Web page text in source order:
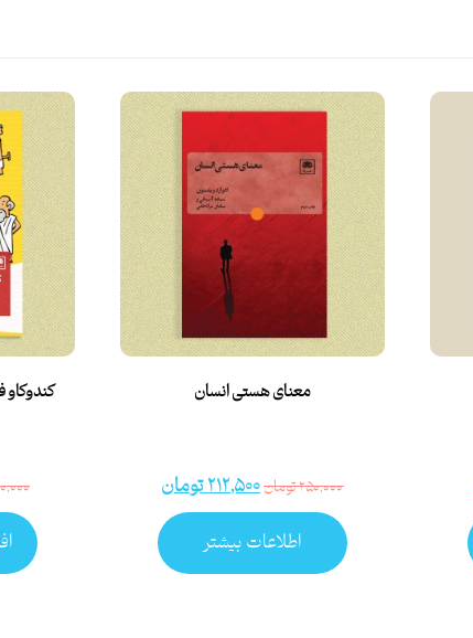
معنای هستی انسان
۲۵۰,۰۰۰تومان۲۱۲,۵۰۰تومان
اطلاعات بیشتر
کندوکاو